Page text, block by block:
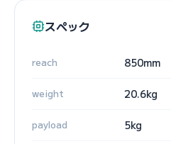
スペック
reach 850mm
weight 20.6kg
payload 5kg